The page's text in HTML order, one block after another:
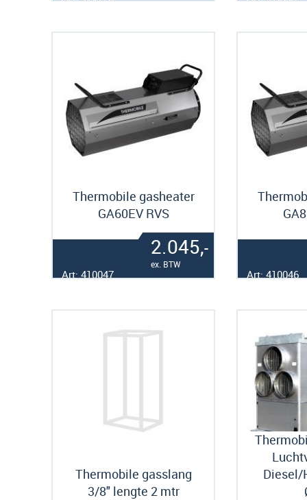
Thermobile gasheater
GA60EV RVS
2.045,-
ex. BTW
Art: 410047 Art: 410046
Thermobile gasslang
3/8" lengte 2 mtr
Diesel/